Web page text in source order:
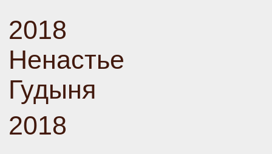
2018
Ненастье
Гудыня
2018